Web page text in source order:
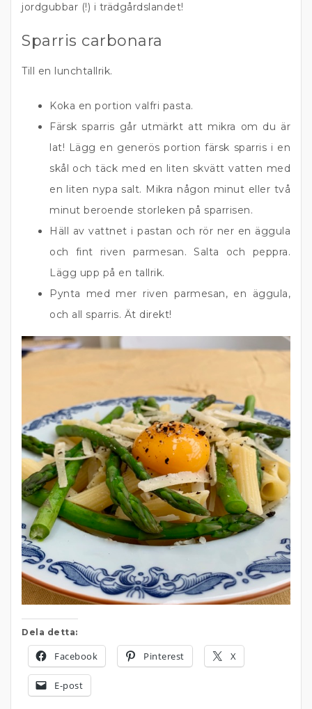
jordgubbar (!) i trädgårdslandet!
Sparris carbonara
Till en lunchtallrik.
Koka en portion valfri pasta.
Färsk sparris går utmärkt att mikra om du är
lat! Lägg en generös portion färsk sparris i en
skål och täck med en liten skvätt vatten med
en liten nypa salt. Mikra någon minut eller två
minut beroende storleken på sparrisen.
Häll av vattnet i pastan och rör ner en äggula
och fint riven parmesan. Salta och peppra.
Lägg upp på en tallrik.
Pynta med mer riven parmesan, en äggula,
och all sparris. Ät direkt!
Dela detta:
Facebook Pinterest X
E-post